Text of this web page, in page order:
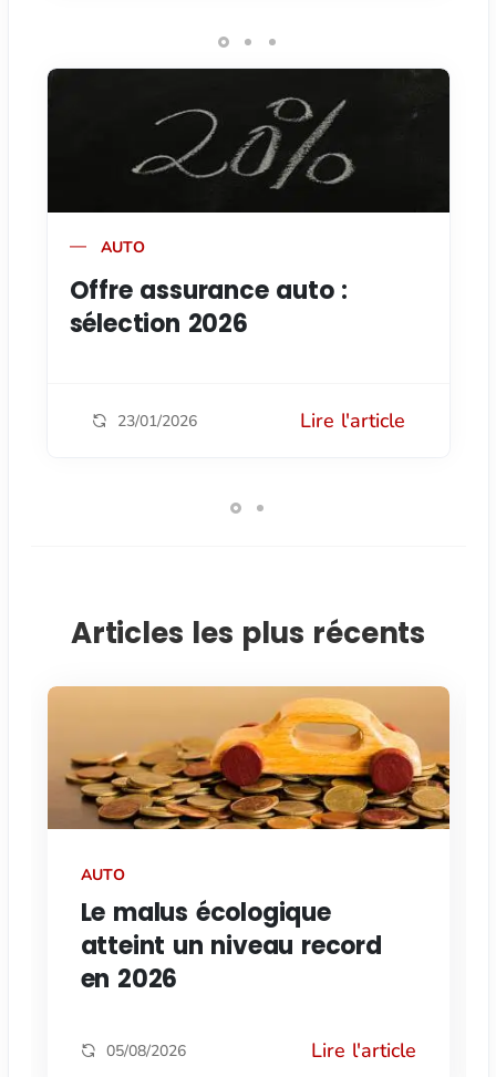
AUTO
Offre assurance auto :
sélection 2026
23/01/2026 Lire l'article
Articles les plus récents
AUTO
Le malus écologique
atteint un niveau record
en 2026
05/08/2026 Lire l'article